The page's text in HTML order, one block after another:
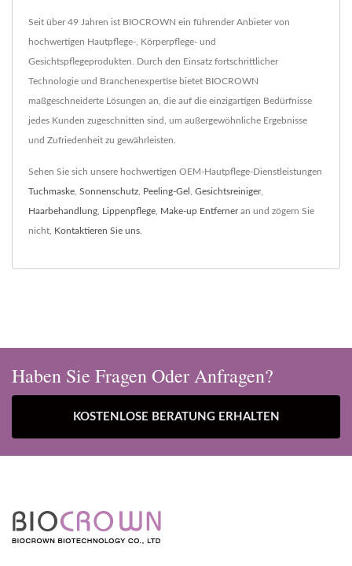
Seit über 49 Jahren ist BIOCROWN ein führender Anbieter von
hochwertigen Hautpflege-, Körperpflege- und
Gesichtspflegeprodukten. Durch den Einsatz fortschrittlicher
Technologie und Branchenexpertise bietet BIOCROWN
maßgeschneiderte Lösungen an, die auf die einzigartigen Bedürfnisse
jedes Kunden zugeschnitten sind, um außergewöhnliche Ergebnisse
und Zufriedenheit zu gewährleisten.
Sehen Sie sich unsere hochwertigen OEM-Hautpflege-Dienstleistungen
Tuchmaske, Sonnenschutz, Peeling-Gel , Gesichtsreiniger,
Haarbehandlung, Lippenpflege, Make-up Entferneran und zögern Sie
nicht, Kontaktieren Sie uns.
Haben Sie Fragen Oder Anfragen?
KOSTENLOSE BERATUNG ERHALTEN